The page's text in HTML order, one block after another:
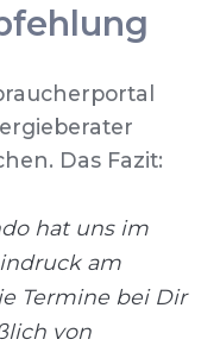
Das Fazit:
hat uns im
am
Termine bei Dir
von